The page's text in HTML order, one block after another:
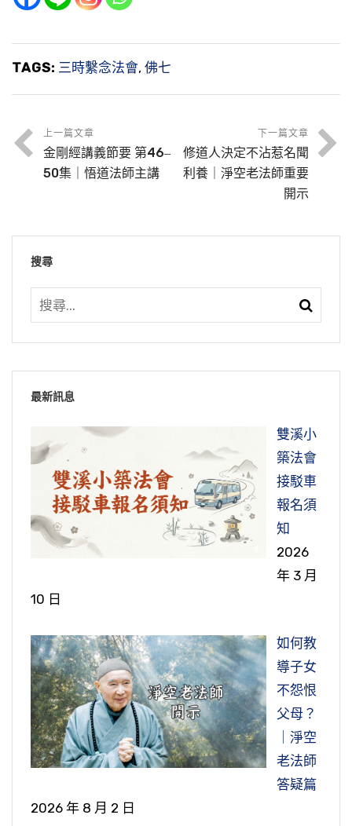
TAGS: 三時繫念法會, 佛七
上一篇文章
金剛經講義節要 第46‒
50集｜悟道法師主講
下一篇文章
修道人決定不沾惹名聞
利養｜淨空老法師重要
開示
搜尋
最新訊息
雙溪小
築法會
接駁車
報名須
知
2026
年 3 月
10 日
如何教
導子女
不怨恨
父母？
｜淨空
老法師
答疑篇
2026 年 8 月 2 日